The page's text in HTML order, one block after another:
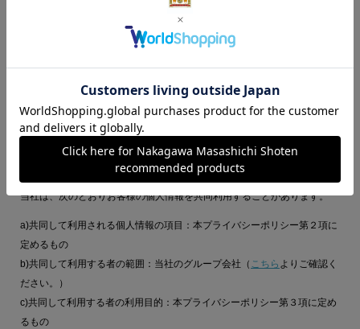
b)合併その他の事由による事業の承継に伴って個人情報が提供される場合
c)特定の者との間で共同利用する場合。ただし、この場合、特定の者に個
責任を有する者の氏名又は名称について、あらかじめ、お客様に通知し、
又はお客様が容易に知り得る状態に置きます。
7,共同利用
当社は、次のとおりお客様の個人情報を共同利用することがあります。
a)共同して利用される個人情報の項目：本プライバシーポリシー第２項に
定めるもの
b)共同して利用する者の範囲：当社のグループ会社（ こちら よりご確認く
ださい。）
c)共同して利用する者の利用目的：本プライバシーポリシー第３項に定め
るもの